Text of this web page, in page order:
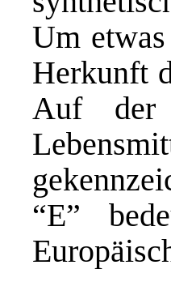
Um
Herkunft
Auf der
“E”